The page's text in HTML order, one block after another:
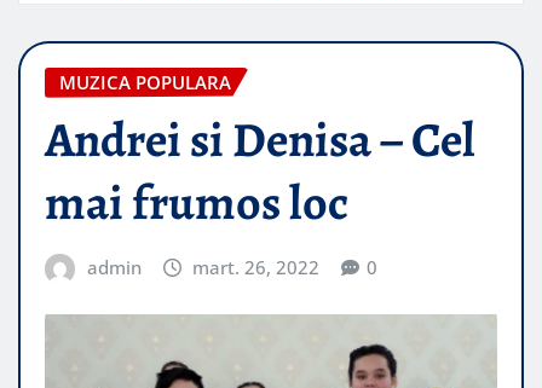
MUZICA POPULARA
Andrei si Denisa – Cel
mai frumos loc
admin mart. 26, 2022 0